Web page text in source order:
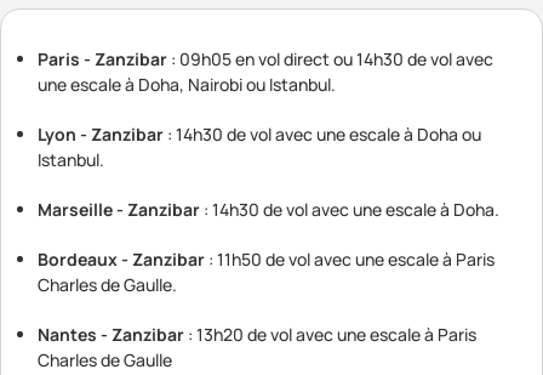
Paris - Zanzibar : 09h05 en vol direct ou 14h30 de vol avec
une escale à Doha, Nairobi ou Istanbul.
Lyon - Zanzibar : 14h30 de vol avec une escale à Doha ou
Istanbul.
Marseille - Zanzibar : 14h30 de vol avec une escale à Doha.
Bordeaux - Zanzibar : 11h50 de vol avec une escale à Paris
Charles de Gaulle.
Nantes - Zanzibar : 13h20 de vol avec une escale à Paris
Charles de Gaulle